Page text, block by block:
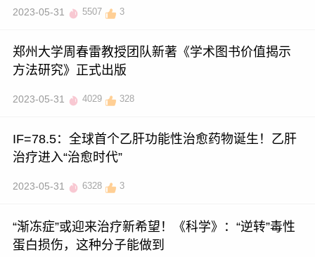
2023-05-31 5507 3
郑州大学周春雷教授团队新著《学术图书价值揭示
方法研究》正式出版
2023-05-31 4029 328
IF=78.5：全球首个乙肝功能性治愈药物诞生！乙肝
治疗进入“治愈时代”
2023-05-31 6328 3
“渐冻症”或迎来治疗新希望！《科学》：“逆转”毒性
蛋白损伤，这种分子能做到